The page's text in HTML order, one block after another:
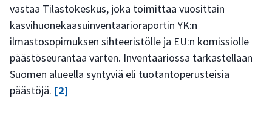
vastaa Tilastokeskus, joka toimittaa vuosittain
kasvihuonekaasuinventaarioraportin YK:n
ilmastosopimuksen sihteeristölle ja EU:n komissiolle
päästöseurantaa varten. Inventaariossa tarkastellaan
Suomen alueella syntyviä eli tuotantoperusteisia
päästöjä. [2]